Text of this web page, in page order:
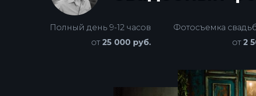
Полный день 9-12 часов
от 25 000 руб.
Фотосъемка
от 2